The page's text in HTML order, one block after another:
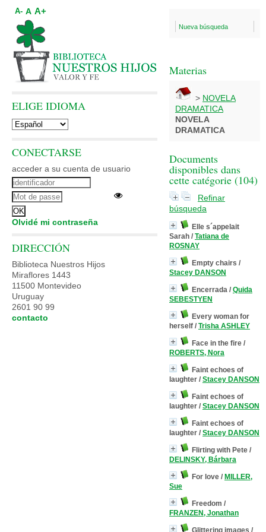
Nueva búsqueda
Materias
> NOVELA
DRAMATICA
NOVELA
DRAMATICA
Documents
disponibles dans
cette catégorie (104)
Refinar
búsqueda
Elle s´appelait
Sarah / Tatiana de
ROSNAY
Empty chairs /
Stacey DANSON
Encerrada / Quida
SEBESTYEN
Every woman for
herself / Trisha ASHLEY
Face in the fire /
ROBERTS, Nora
Faint echoes of
laughter / Stacey DANSON
Faint echoes of
laughter / Stacey DANSON
Faint echoes of
laughter / Stacey DANSON
Flirting with Pete /
DELINSKY, Bárbara
For love / MILLER,
Sue
Freedom /
FRANZEN, Jonathan
Glittering images /
A- A A+
ELIGE IDIOMA
CONECTARSE
acceder a su cuenta de usuario
Olvidé mi contraseña
DIRECCIÓN
Biblioteca Nuestros Hijos
Miraflores 1443
11500 Montevideo
Uruguay
2601 90 99
contacto